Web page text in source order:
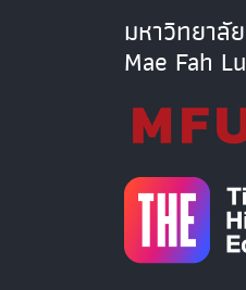
มหาวิทยาลั
Mae Fah